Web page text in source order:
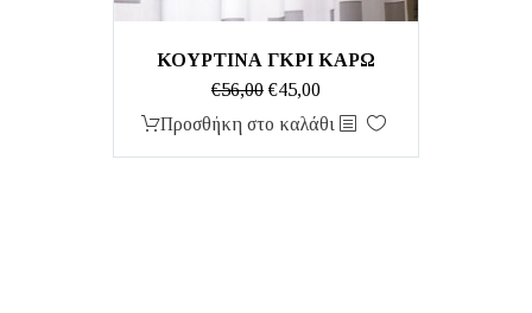
ΚΟΥΡΤΙΝΑ ΓΚΡΙ ΚΑΡΩ
€56,00 Original
price
€45,00Η
τρέχουσα
Προσθήκη στο καλάθι